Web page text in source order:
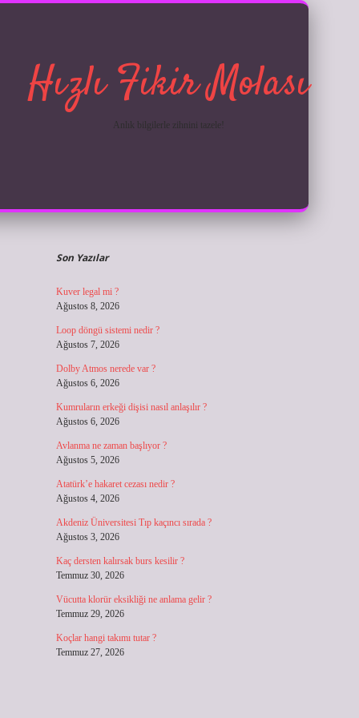
Hızlı Fikir Molası
Anlık bilgilerle zihnini tazele!
Sidebar
Son Yazılar
Kuver legal mi ?
Ağustos 8, 2026
Loop döngü sistemi nedir ?
Ağustos 7, 2026
Dolby Atmos nerede var ?
Ağustos 6, 2026
Kumruların erkeği dişisi nasıl anlaşılır ?
Ağustos 6, 2026
Avlanma ne zaman başlıyor ?
Ağustos 5, 2026
Atatürk’e hakaret cezası nedir ?
Ağustos 4, 2026
Akdeniz Üniversitesi Tıp kaçıncı sırada ?
Ağustos 3, 2026
Kaç dersten kalırsak burs kesilir ?
Temmuz 30, 2026
Vücutta klorür eksikliği ne anlama gelir ?
Temmuz 29, 2026
Koçlar hangi takımı tutar ?
Temmuz 27, 2026